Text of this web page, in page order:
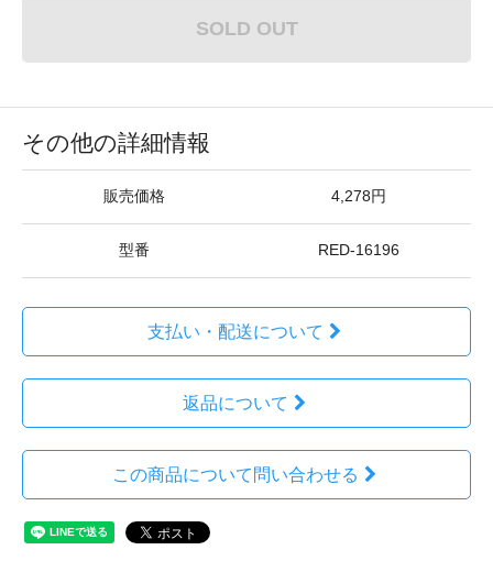
SOLD OUT
その他の詳細情報
販売価格 4,278円
型番 RED-16196
支払い・配送について
返品について
この商品について問い合わせる